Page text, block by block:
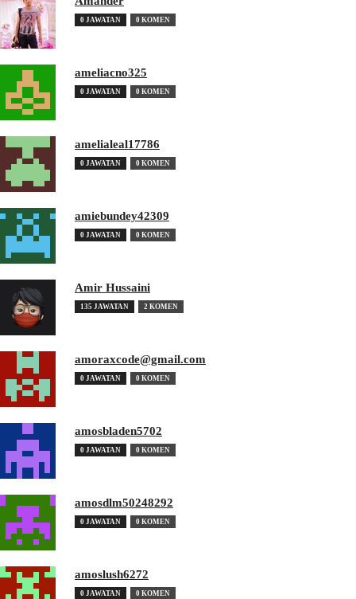
0 JAWATAN 0 KOMEN
ameliacno325
0 JAWATAN 0 KOMEN
amelialeal17786
0 JAWATAN 0 KOMEN
amiebundey42309
0 JAWATAN 0 KOMEN
Amir Hussaini
135 JAWATAN 2 KOMEN
amoraxcode@gmail.com
0 JAWATAN 0 KOMEN
amosbladen5702
0 JAWATAN 0 KOMEN
amosdlm50248292
0 JAWATAN 0 KOMEN
amoslush6272
0 JAWATAN 0 KOMEN